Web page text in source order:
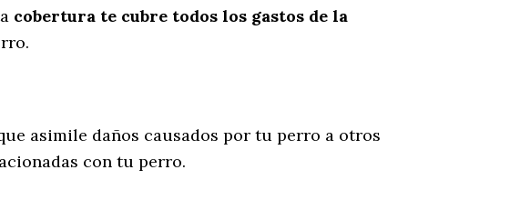
cobertura te cubre todos los gastos de la
asimile daños causados por tu perro a otros
con tu perro.